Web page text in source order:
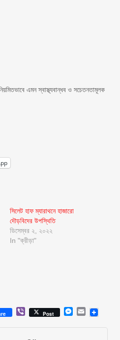
এমন স্বাস্থ্যবান্ধব ও সচেতনতামূলক
সিলেট হাফ ম্যারাথনে হাজারো
দৌড়বিদের উপস্থিতি
ডিসেম্বর ২, ২০২২
In "ক্রীড়া"
ViberPost Messenger
Email